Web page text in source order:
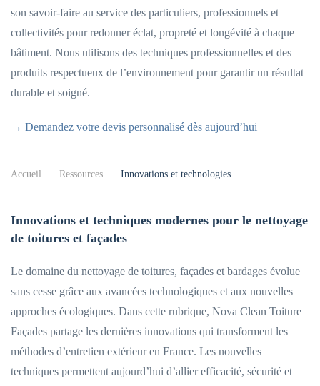
son savoir-faire au service des particuliers, professionnels et
collectivités pour redonner éclat, propreté et longévité à chaque
bâtiment. Nous utilisons des techniques professionnelles et des
produits respectueux de l’environnement pour garantir un résultat
durable et soigné.
→ Demandez votre devis personnalisé dès aujourd’hui
Accueil Ressources Innovations et technologies
Innovations et techniques modernes pour le nettoyage
de toitures et façades
Le domaine du nettoyage de toitures, façades et bardages évolue
sans cesse grâce aux avancées technologiques et aux nouvelles
approches écologiques. Dans cette rubrique, Nova Clean Toiture
Façades partage les dernières innovations qui transforment les
méthodes d’entretien extérieur en France. Les nouvelles
techniques permettent aujourd’hui d’allier efficacité, sécurité et